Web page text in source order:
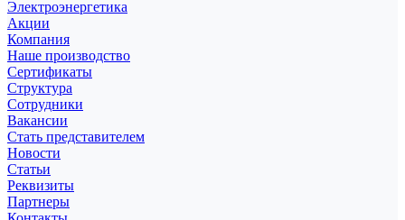
Электроэнергетика
Акции
Компания
Наше производство
Сертификаты
Структура
Сотрудники
Вакансии
Стать представителем
Новости
Статьи
Реквизиты
Партнеры